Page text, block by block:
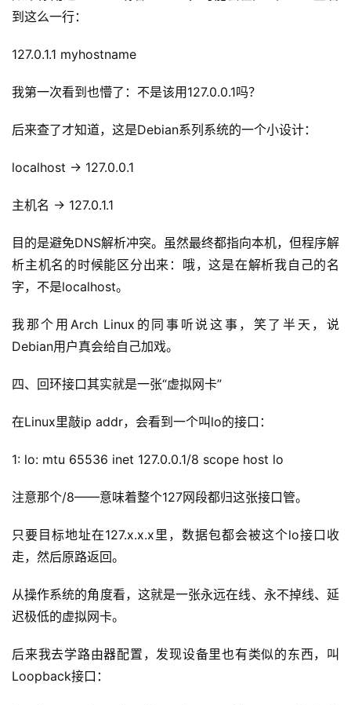
目
A
提
词
源
码
常
用
链
接
到这么一行：
127.0.1.1 myhostname
我第一次看到也懵了：不是该用127.0.0.1吗？
后来查了才知道，这是Debian系列系统的一个小设计：
localhost → 127.0.0.1
主机名 → 127.0.1.1
目的是避免DNS解析冲突。虽然最终都指向本机，但程序解
析主机名的时候能区分出来：哦，这是在解析我自己的名
字，不是localhost。
我那个用Arch Linux的同事听说这事，笑了半天，说
Debian用户真会给自己加戏。
四、回环接口其实就是一张“虚拟网卡”
在Linux里敲ip addr，会看到一个叫lo的接口：
1: lo: mtu 65536 inet 127.0.0.1/8 scope host lo
注意那个/8——意味着整个127网段都归这张接口管。
只要目标地址在127.x.x.x里，数据包都会被这个lo接口收
走，然后原路返回。
从操作系统的角度看，这就是一张永远在线、永不掉线、延
迟极低的虚拟网卡。
后来我去学路由器配置，发现设备里也有类似的东西，叫
Loopback接口：